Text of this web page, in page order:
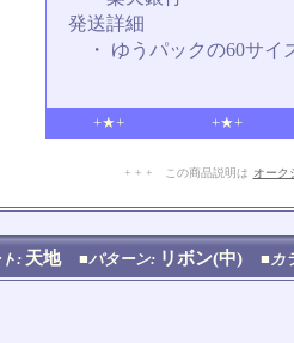
発送詳細
・ ゆうパックの60サイ
+★+ +★+
+ + + この商品説明は オーク
: 天地 ■パターン: リボン(中) ■カ